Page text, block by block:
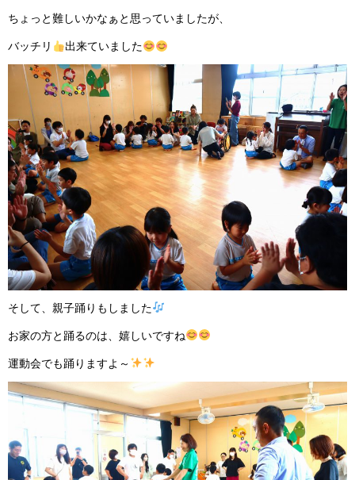
ちょっと難しいかなぁと思っていましたが、
バッチリ 出来ていました
そして、親子踊りもしました
お家の方と踊るのは、嬉しいですね
運動会でも踊りますよ～